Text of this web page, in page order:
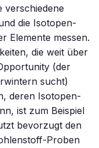
verschiedene
die Isotopen-
Elemente messen.
die weit über
(der
sucht)
deren Isotopen-
ist zum Beispiel
bevorzugt den
Proben